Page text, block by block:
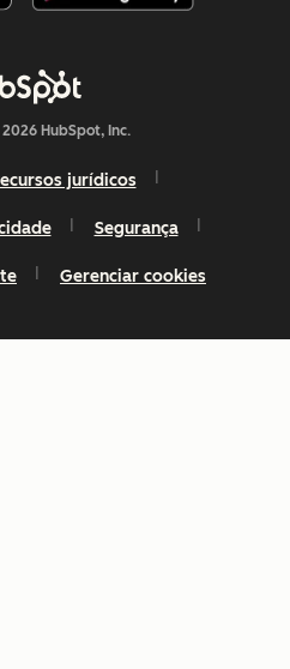
HubSpot, Inc.
jurídicos
Segurança
Gerenciar cookies